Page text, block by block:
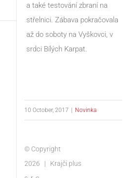
a také testování zbraní na
střelnici. Zábava pokračovala
až do soboty na Vyškovci, v
srdci Bílých Karpat.
10 October, 2017 Novinka
© Copyright
2026 | Krajči plus